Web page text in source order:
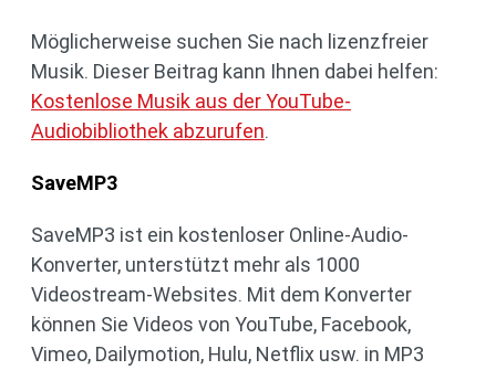
Möglicherweise suchen Sie nach lizenzfreier
Musik. Dieser Beitrag kann Ihnen dabei helfen:
Kostenlose Musik aus der YouTube-
Audiobibliothek abzurufen.
SaveMP3
SaveMP3 ist ein kostenloser Online-Audio-
Konverter, unterstützt mehr als 1000
Videostream-Websites. Mit dem Konverter
können Sie Videos von YouTube, Facebook,
Vimeo, Dailymotion, Hulu, Netflix usw. in MP3